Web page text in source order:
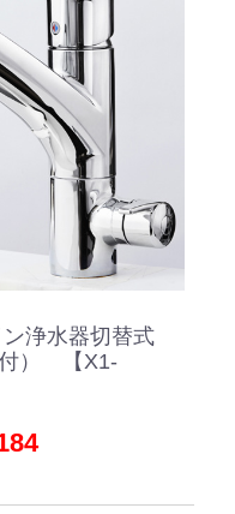
浄水器切替式
付） 【X1-